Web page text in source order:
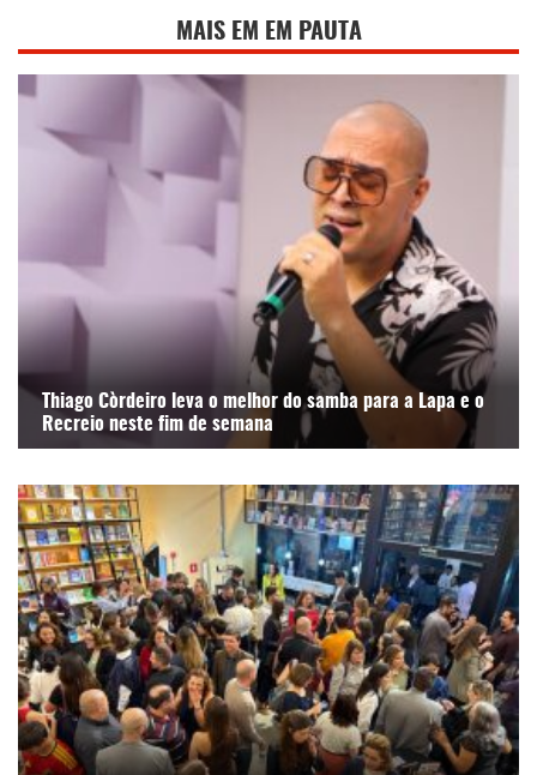
MAIS EM EM PAUTA
Thiago Còrdeiro leva o melhor do samba para a Lapa e o
Recreio neste fim de semana